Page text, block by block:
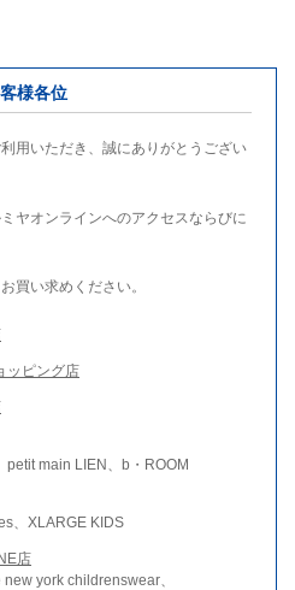
様各位
用いただき、誠にありがとうござい
ヤオンラインへのアクセスならびに
買い求めください。
ッピング店
main LIEN、b・ROOM
、XLARGE KIDS
店
york childrenswear、